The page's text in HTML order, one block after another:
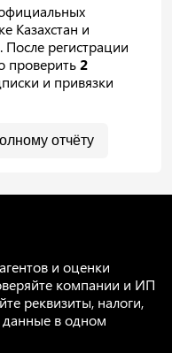
Казахстан и
регистрации
проверить2
и привязки
отчёту
и оценки
компании и ИП
реквизиты, налоги,
данные в одном